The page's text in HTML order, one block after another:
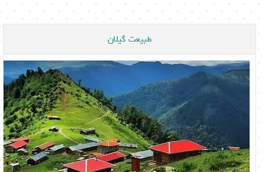
طبیعت گیلان